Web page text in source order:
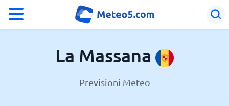
Meteo a La Massana
La Massana
Previsioni Meteo